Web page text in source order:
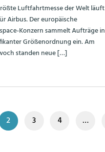
Luftfahrtmesse der Welt läuft
Airbus. Der europäische
Konzern sammelt Aufträge in
Größenordnung ein. Am
standen neue […]
2 3 4 …